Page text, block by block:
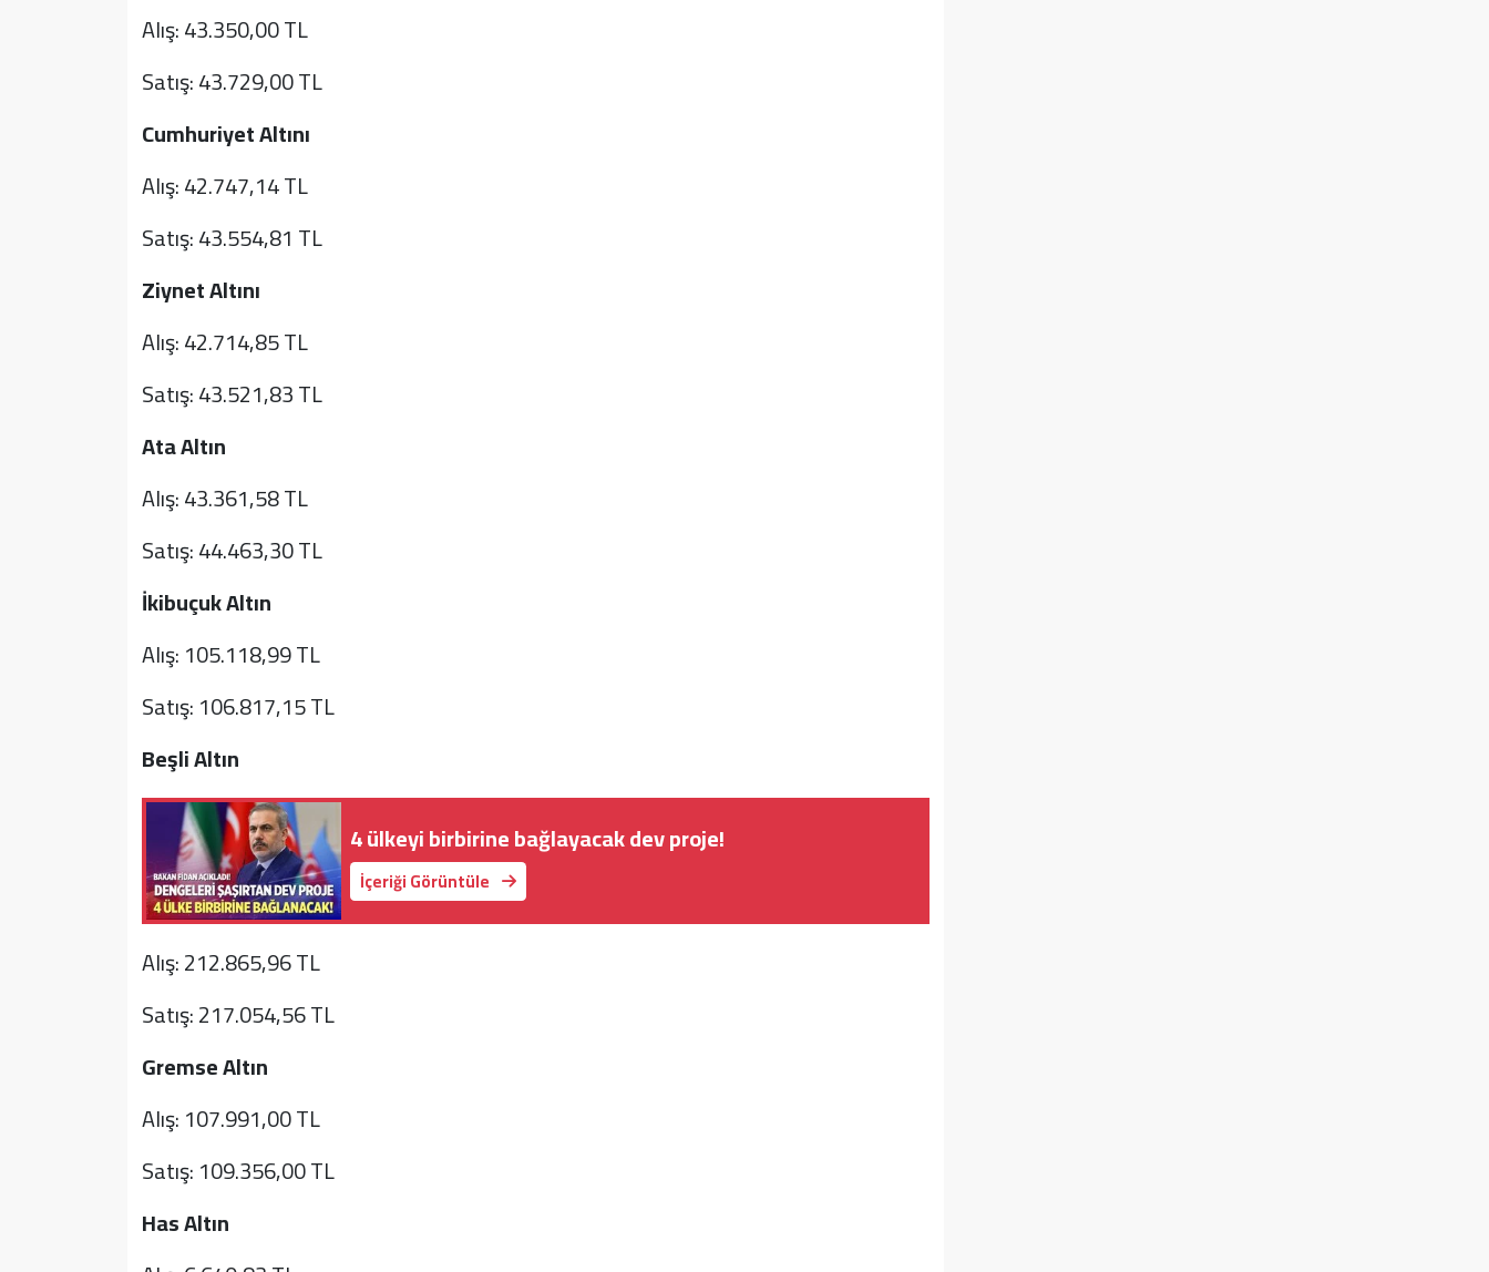
Alış: 43.350,00 TL
Satış: 43.729,00 TL
Cumhuriyet Altını
Alış: 42.747,14 TL
Satış: 43.554,81 TL
Ziynet Altını
Alış: 42.714,85 TL
Satış: 43.521,83 TL
Ata Altın
Alış: 43.361,58 TL
Satış: 44.463,30 TL
İkibuçuk Altın
Alış: 105.118,99 TL
Satış: 106.817,15 TL
Beşli Altın
4 ülkeyi birbirine bağlayacak dev proje!
İçeriği Görüntüle
Alış: 212.865,96 TL
Satış: 217.054,56 TL
Gremse Altın
Alış: 107.991,00 TL
Satış: 109.356,00 TL
Has Altın